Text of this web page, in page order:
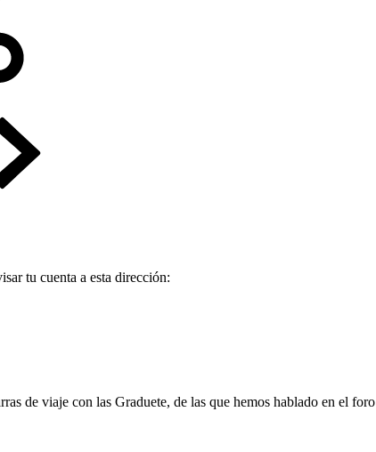
tu cuenta a esta dirección:
de viaje con las Graduete, de las que hemos hablado en el foro